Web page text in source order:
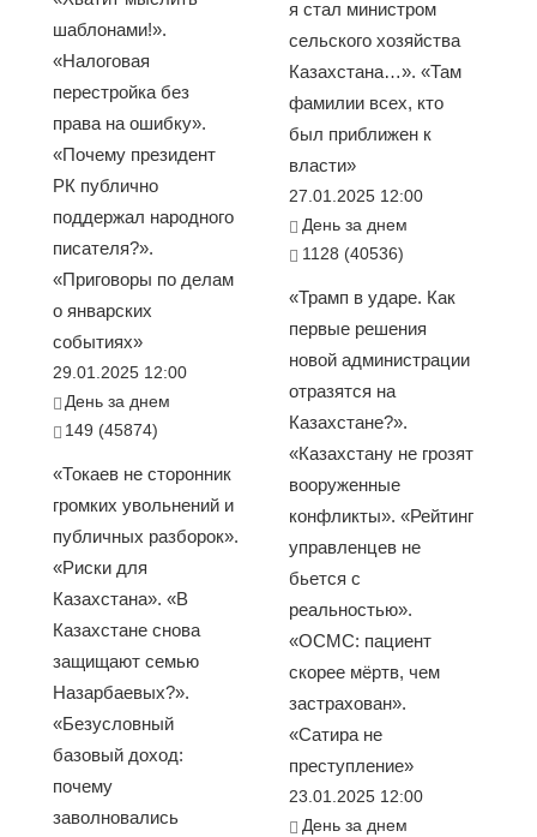
шаблонами!».
«Налоговая
перестройка без
права на ошибку».
«Почему президент
РК публично
поддержал народного
писателя?».
«Приговоры по делам
о январских
событиях»
29.01.2025 12:00
День за днем
149 (45874)
«Токаев не сторонник
громких увольнений и
публичных разборок».
«Риски для
Казахстана». «В
Казахстане снова
защищают семью
Назарбаевых?».
«Безусловный
базовый доход:
почему
заволновались
я стал министром
сельского хозяйства
Казахстана…». «Там
фамилии всех, кто
был приближен к
власти»
27.01.2025 12:00
День за днем
1128 (40536)
«Трамп в ударе. Как
первые решения
новой администрации
отразятся на
Казахстане?».
«Казахстану не грозят
вооруженные
конфликты». «Рейтинг
управленцев не
бьется с
реальностью».
«ОСМС: пациент
скорее мёртв, чем
застрахован».
«Сатира не
преступление»
23.01.2025 12:00
День за днем